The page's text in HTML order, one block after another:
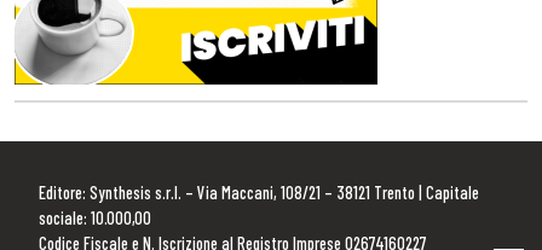
Editore: Synthesis s.r.l. – Via Maccani, 108/21 – 38121 Trento | Capitale
sociale: 10.000,00
Codice Fiscale e N. Iscrizione al Registro Imprese 02674160227